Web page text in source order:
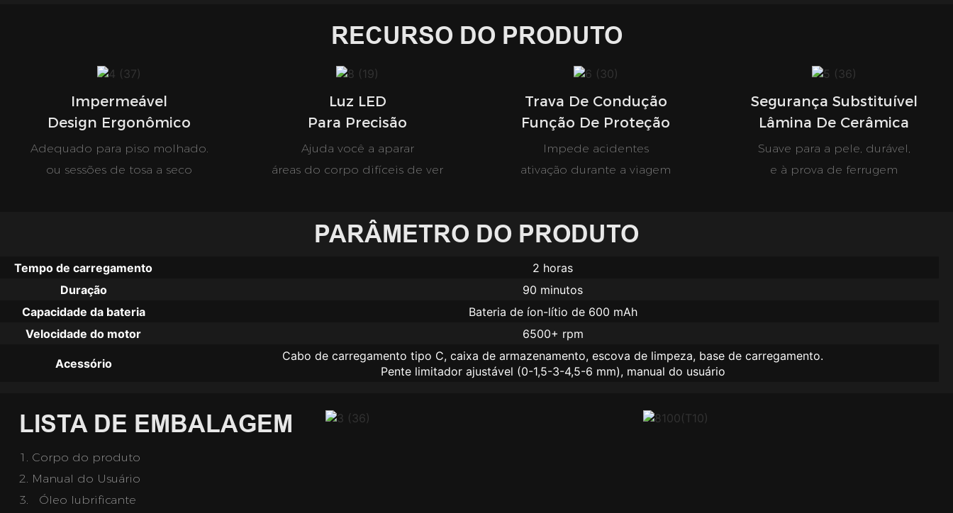
RECURSO DO PRODUTO
Impermeável
Design Ergonômico
Adequado para piso molhado.
ou sessões de tosa a seco
Luz LED
Para Precisão
Ajuda você a aparar
áreas do corpo difíceis de ver
Trava De Condução
Função De Proteção
Impede acidentes
ativação durante a viagem
Segurança Substituível
Lâmina De Cerâmica
Suave para a pele, durável,
e à prova de ferrugem
PARÂMETRO DO PRODUTO
Tempo de carregamento
2 horas
Duração
90 minutos
Capacidade da bateria
Bateria de íon-lítio de 600 mAh
Velocidade do motor
6500+ rpm
Acessório
Cabo de carregamento tipo C, caixa de armazenamento, escova de limpeza, base de carregamento.
Pente limitador ajustável (0-1,5-3-4,5-6 mm), manual do usuário
LISTA DE EMBALAGEM
1. Corpo do produto
2. Manual do Usuário
3.
Óleo lubrificante